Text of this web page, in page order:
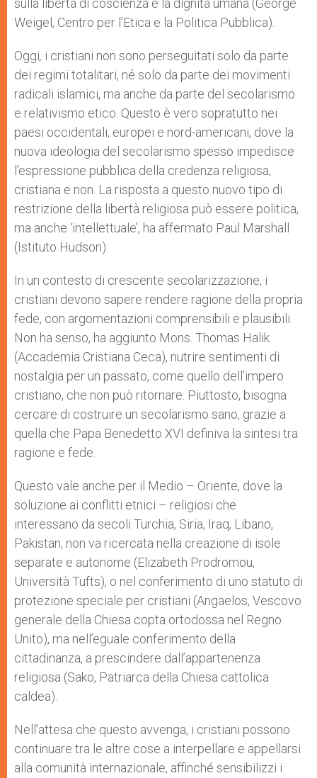
sulla libertà di coscienza e la dignità umana (George
Weigel, Centro per l’Etica e la Politica Pubblica).
Oggi, i cristiani non sono perseguitati solo da parte
dei regimi totalitari, né solo da parte dei movimenti
radicali islamici, ma anche da parte del secolarismo
e relativismo etico. Questo è vero sopratutto nei
paesi occidentali, europei e nord-americani, dove la
nuova ideologia del secolarismo spesso impedisce
l’espressione pubblica della credenza religiosa,
cristiana e non. La risposta a questo nuovo tipo di
restrizione della libertà religiosa può essere politica,
ma anche ‘intellettuale’, ha affermato Paul Marshall
(Istituto Hudson).
In un contesto di crescente secolarizzazione, i
cristiani devono sapere rendere ragione della propria
fede, con argomentazioni comprensibili e plausibili.
Non ha senso, ha aggiunto Mons. Thomas Halik
(Accademia Cristiana Ceca), nutrire sentimenti di
nostalgia per un passato, come quello dell’impero
cristiano, che non può ritornare. Piuttosto, bisogna
cercare di costruire un secolarismo sano, grazie a
quella che Papa Benedetto XVI definiva la sintesi tra
ragione e fede.
Questo vale anche per il Medio – Oriente, dove la
soluzione ai conflitti etnici – religiosi che
interessano da secoli Turchia, Siria, Iraq, Libano,
Pakistan, non va ricercata nella creazione di isole
separate e autonome (Elizabeth Prodromou,
Università Tufts), o nel conferimento di uno statuto di
protezione speciale per cristiani (Angaelos, Vescovo
generale della Chiesa copta ortodossa nel Regno
Unito), ma nell’eguale conferimento della
cittadinanza, a prescindere dall’appartenenza
religiosa (Sako, Patriarca della Chiesa cattolica
caldea).
Nell’attesa che questo avvenga, i cristiani possono
continuare tra le altre cose a interpellare e appellarsi
alla comunità internazionale, affinché sensibilizzi i